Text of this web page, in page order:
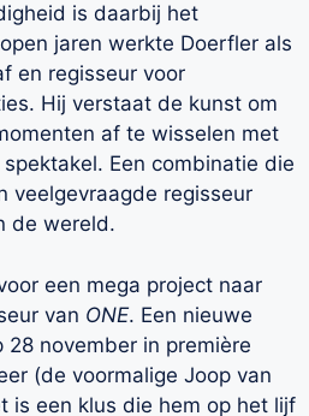
is daarbij het
jaren werkte Doerfler als
en regisseur voor
Hij verstaat de kunst om
af te wisselen met
Een combinatie die
veelgevraagde regisseur
de wereld.
een mega project naar
van ONE. Een nieuwe
november in première
(de voormalige Joop van
is een klus die hem op het lijf